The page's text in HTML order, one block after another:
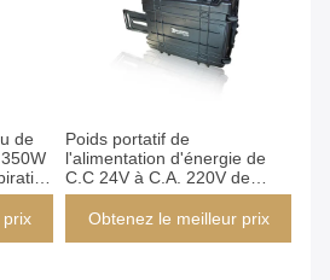
de
de
Poids portatif de
l'alimentation d'énergie de
C.C 24V à C.A. 220V de
brouilleur de signal de
puissance élevée 25kg
Obtenez le meilleur prix